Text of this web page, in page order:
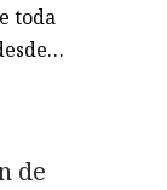
toda
de